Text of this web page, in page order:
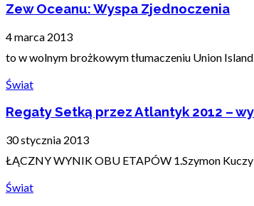
Zew Oceanu: Wyspa Zjednoczenia
4 marca 2013
to w wolnym brożkowym tłumaczeniu Union
Świat
Regaty Setką przez Atlantyk 2012 –
30 stycznia 2013
ŁĄCZNY WYNIK OBU ETAPÓW 1.Szymon
Świat